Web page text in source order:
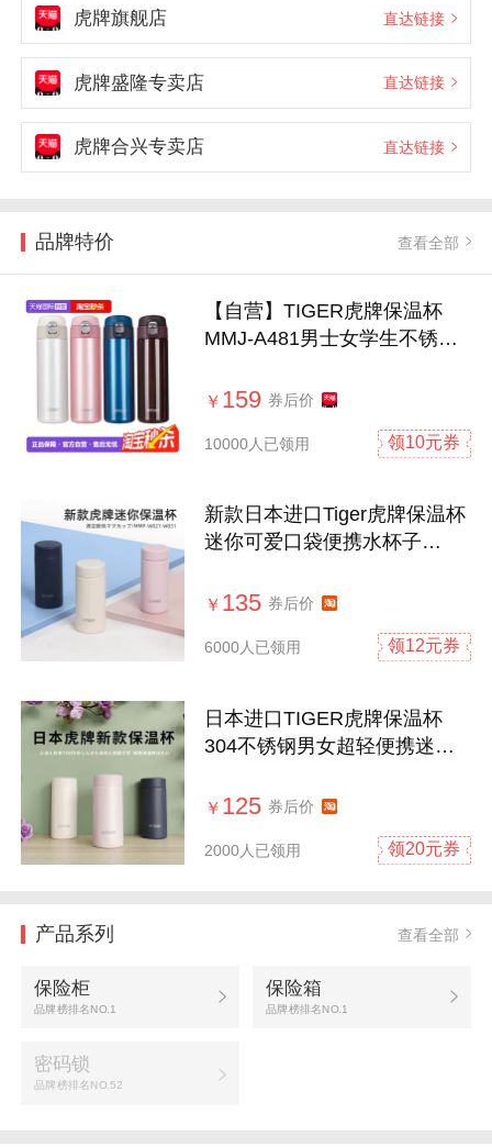
虎牌旗舰店 直达链接
虎牌盛隆专卖店 直达链接
虎牌合兴专卖店 直达链接
品牌特价 查看全部
【自营】TIGER虎牌保温杯
MMJ-A481男士女学生不锈钢
￥ 159 券后价
10000人已领用 领10元券
新款日本进口Tiger虎牌保温杯
迷你可爱口袋便携水杯子
￥ 135 券后价
6000人已领用 领12元券
日本进口TIGER虎牌保温杯
304不锈钢男女超轻便携迷你
￥ 125 券后价
2000人已领用 领20元券
产品系列 查看全部
保险柜
品牌榜排名NO.1
保险箱
品牌榜排名NO.1
密码锁
品牌榜排名NO.52